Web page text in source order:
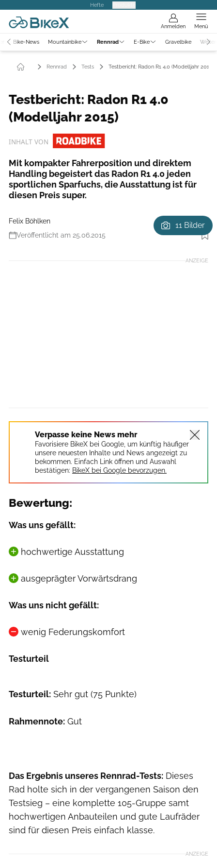
Hefte
Anmelden Menü
Bike-News Mountainbike Rennrad E-Bike Gravelbike
Rennrad Tests Testbericht: Radon R1 4.0 (Modelljahr 2015)
Testbericht: Radon R1 4.0
(Modelljahr 2015)
INHALT VON
Mit kompakter Fahrerposition und direktem
Handling begeistert das Radon R1 4.0 jeden
sportlichen Sparfuchs, die Ausstattung ist für
diesen Preis super.
Felix Böhlken
Veröffentlicht am 25.06.2015
Foto: Benjamin Hahn
11 Bilder
ANZEIGE
Verpasse keine News mehr
Favorisiere BikeX bei Google, um künftig häufiger
unsere neuesten Inhalte und News angezeigt zu
bekommen. Einfach Link öffnen und Auswahl
bestätigen: BikeX bei Google bevorzugen.
Bewertung:
Was uns gefällt:
hochwertige Ausstattung
ausgeprägter Vorwärtsdrang
Was uns nicht gefällt:
wenig Federungskomfort
Testurteil
Testurteil: Sehr gut (75 Punkte)
Rahmennote: Gut
Das Ergebnis unseres Rennrad-Tests: Dieses
Rad holte sich in der vergangenen Saison den
Testsieg – eine komplette 105-Gruppe samt
hochwertigen Anbauteilen und gute Laufräder
sind für diesen Preis einfach klasse.
ANZEIGE